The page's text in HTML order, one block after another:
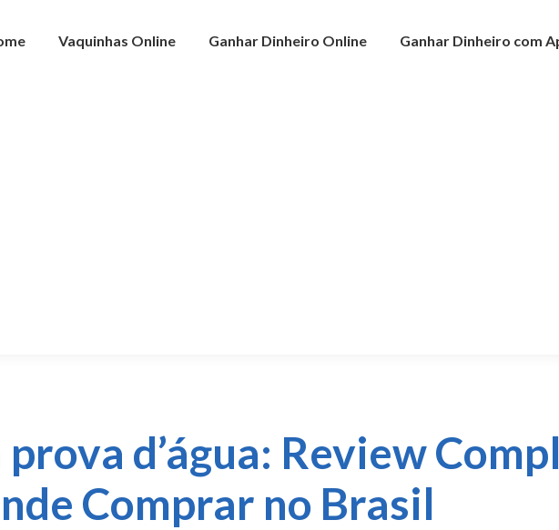
Vaquinhas Online Ganhar Dinheiro Online Ganhar Dinheiro com
d’água: Review
Comprar no Brasil